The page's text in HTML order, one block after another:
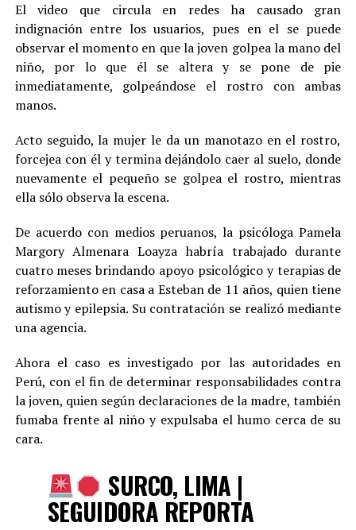
El video que circula en redes ha causado gran
indignación entre los usuarios, pues en el se puede
observar el momento en que la joven golpea la mano del
niño, por lo que él se altera y se pone de pie
inmediatamente, golpeándose el rostro con ambas
manos.
Acto seguido, la mujer le da un manotazo en el rostro,
forcejea con él y termina dejándolo caer al suelo, donde
nuevamente el pequeño se golpea el rostro, mientras
ella sólo observa la escena.
De acuerdo con medios peruanos, la psicóloga Pamela
Margory Almenara Loayza habría trabajado durante
cuatro meses brindando apoyo psicológico y terapias de
reforzamiento en casa a Esteban de 11 años, quien tiene
autismo y epilepsia. Su contratación se realizó mediante
una agencia.
Ahora el caso es investigado por las autoridades en
Perú, con el fin de determinar responsabilidades contra
la joven, quien según declaraciones de la madre, también
fumaba frente al niño y expulsaba el humo cerca de su
cara.
SURCO, LIMA |
SEGUIDORA REPORTA